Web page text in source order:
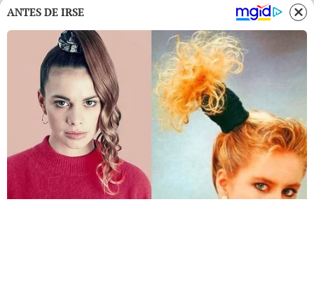
ANTES DE IRSE